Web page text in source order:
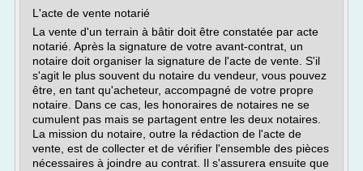
L'acte de vente notarié
La vente d'un terrain à bâtir doit être constatée par acte
notarié. Après la signature de votre avant-contrat, un
notaire doit organiser la signature de l'acte de vente. S'il
s'agit le plus souvent du notaire du vendeur, vous pouvez
être, en tant qu'acheteur, accompagné de votre propre
notaire. Dans ce cas, les honoraires de notaires ne se
cumulent pas mais se partagent entre les deux notaires.
La mission du notaire, outre la rédaction de l'acte de
vente, est de collecter et de vérifier l'ensemble des pièces
nécessaires à joindre au contrat. Il s'assurera ensuite que